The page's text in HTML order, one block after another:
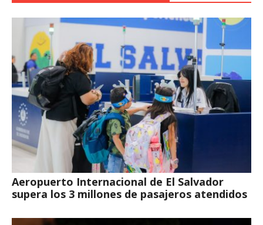
Aeropuerto Internacional de El Salvador
supera los 3 millones de pasajeros atendidos